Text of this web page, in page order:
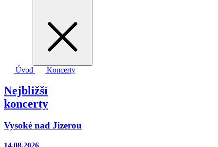
Úvod Koncerty
Nejbližší
koncerty
Vysoké nad Jizerou
14.08.2026